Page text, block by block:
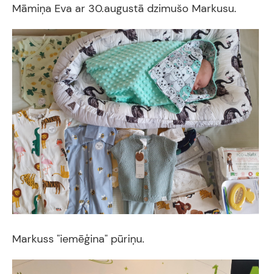
Māmiņa Eva ar 30.augustā dzimušo Markusu.
Markuss "iemēģina" pūriņu.